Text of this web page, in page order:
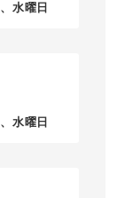
水曜日
水曜日